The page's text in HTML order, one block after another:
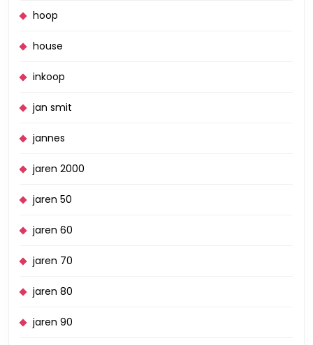
hoop
house
inkoop
jan smit
jannes
jaren 2000
jaren 50
jaren 60
jaren 70
jaren 80
jaren 90